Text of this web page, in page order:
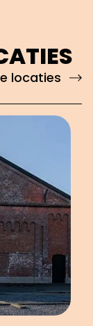
locaties